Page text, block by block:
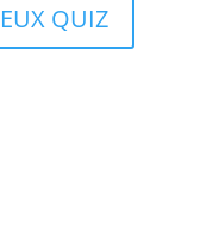
QUIZ